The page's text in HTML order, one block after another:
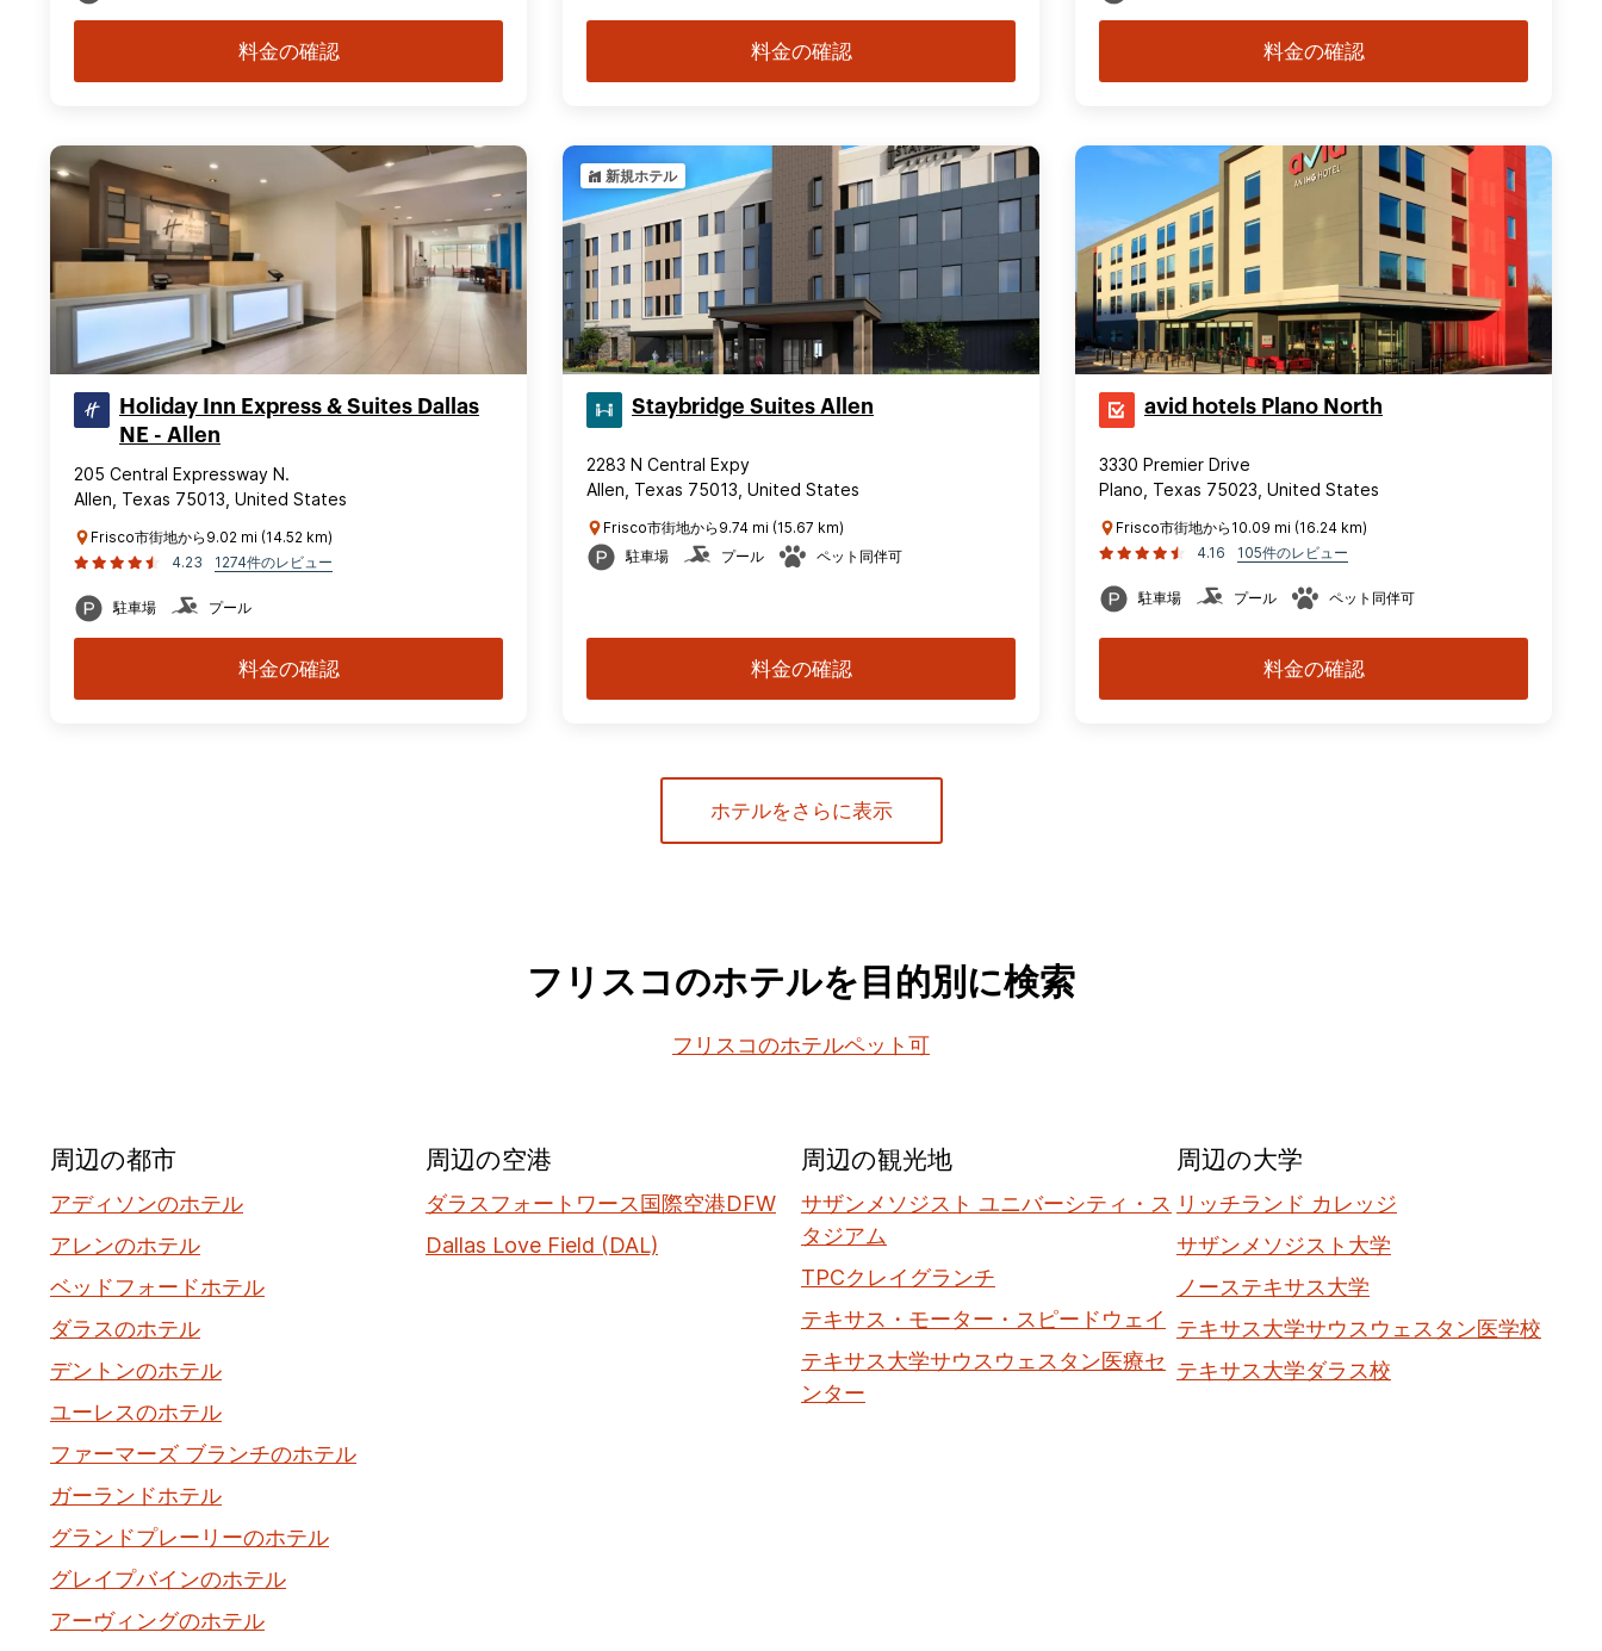
料金の確認 料金の確認 料金の確認
Holiday Inn Express & Suites Dallas
NE - Allen
205 Central Expressway N.
Allen, Texas 75013, United States
Frisco市街地から9.02 mi (14.52 km)
4.23
1274件のレビュー
駐車場 プール
料金の確認
新規ホテル
Staybridge Suites Allen
2283 N Central Expy
Allen, Texas 75013, United States
Frisco市街地から9.74 mi (15.67 km)
駐車場
プール ペット同伴可
料金の確認
avid hotels Plano North
3330 Premier Drive
Plano, Texas 75023, United States
Frisco市街地から10.09 mi (16.24 km)
4.16
105件のレビュー
駐車場 プール ペット同伴可
料金の確認
ホテルをさらに表示
フリスコのホテルを目的別に検索
フリスコのホテルペット可
周辺の都市
アディソンのホテル
アレンのホテル
ベッドフォードホテル
ダラスのホテル
デントンのホテル
ユーレスのホテル
ファーマーズ ブランチのホテル
ガーランドホテル
グランドプレーリーのホテル
グレイプバインのホテル
アーヴィングのホテル
周辺の空港
ダラスフォートワース国際空港DFW
Dallas Love Field (DAL)
周辺の観光地
サザンメソジスト ユニバーシティ・ス
タジアム
TPCクレイグランチ
テキサス・モーター・スピードウェイ
テキサス大学サウスウェスタン医療セ
ンター
周辺の大学
リッチランド カレッジ
サザンメソジスト大学
ノーステキサス大学
テキサス大学サウスウェスタン医学校
テキサス大学ダラス校